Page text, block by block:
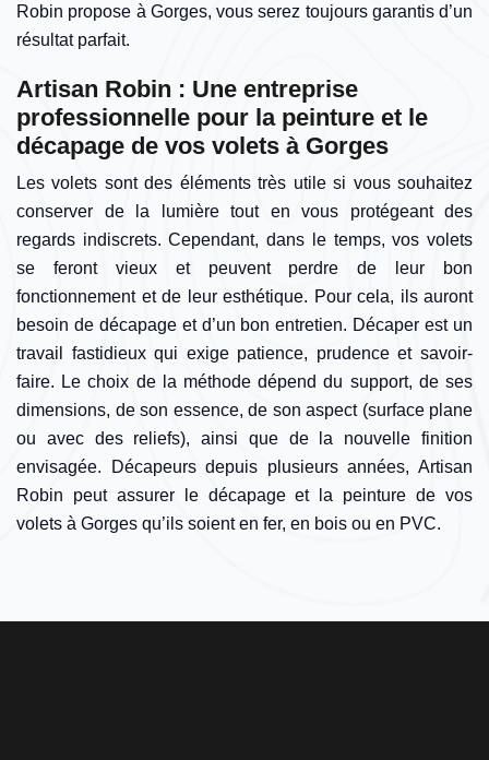
Robin propose à Gorges, vous serez toujours garantis d’un
résultat parfait.
Artisan Robin : Une entreprise
professionnelle pour la peinture et le
décapage de vos volets à Gorges
Les volets sont des éléments très utile si vous souhaitez
conserver de la lumière tout en vous protégeant des
regards indiscrets. Cependant, dans le temps, vos volets
se feront vieux et peuvent perdre de leur bon
fonctionnement et de leur esthétique. Pour cela, ils auront
besoin de décapage et d’un bon entretien. Décaper est un
travail fastidieux qui exige patience, prudence et savoir-
faire. Le choix de la méthode dépend du support, de ses
dimensions, de son essence, de son aspect (surface plane
ou avec des reliefs), ainsi que de la nouvelle finition
envisagée. Décapeurs depuis plusieurs années, Artisan
Robin peut assurer le décapage et la peinture de vos
volets à Gorges qu’ils soient en fer, en bois ou en PVC.